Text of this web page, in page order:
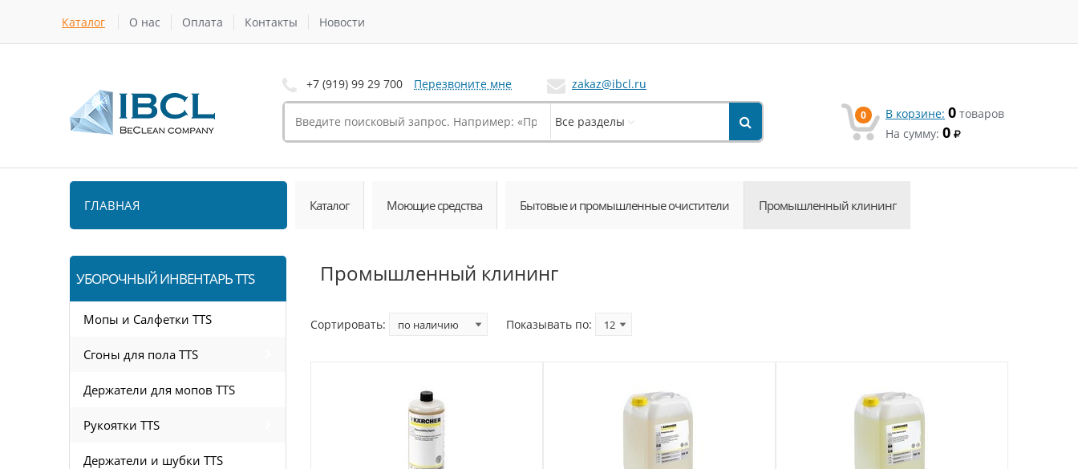
Каталог О нас Оплата Контакты Новости
+7 (919) 99 29 700 Перезвоните мне zakaz@ibcl.ru
Все разделы 0 В корзине: 0 товаров
На сумму: 0
ГЛАВНАЯ Каталог Моющие средства Бытовые и промышленные очистители Промышленный клининг
УБОРОЧНЫЙ ИНВЕНТАРЬ TTS
Мопы и Салфетки TTS
Сгоны для пола TTS
Держатели для мопов TTS
Рукоятки TTS
Держатели и шубки TTS
Промышленный клининг
Сортировать: Показывать по: